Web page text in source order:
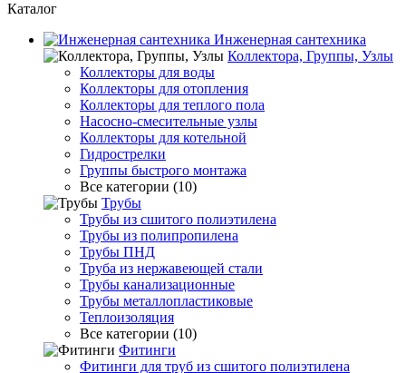
Каталог
Инженерная сантехника
Коллектора, Группы, Узлы
Коллекторы для воды
Коллекторы для отопления
Коллекторы для теплого пола
Насосно-смесительные узлы
Коллекторы для котельной
Гидрострелки
Группы быстрого монтажа
Все категории (10)
Трубы
Трубы из сшитого полиэтилена
Трубы из полипропилена
Трубы ПНД
Труба из нержавеющей стали
Трубы канализационные
Трубы металлопластиковые
Теплоизоляция
Все категории (10)
Фитинги
Фитинги для труб из сшитого полиэтилена